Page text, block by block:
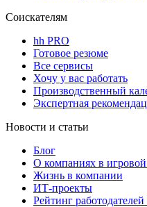
Соискателям
hh PRO
Готовое резюме
Все сервисы
Хочу у вас работать
Производственный
Экспертная
Новости и статьи
Блог
О компаниях в
Жизнь в компании
ИТ-проекты
Рейтинг